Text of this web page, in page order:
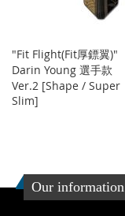
"Fit Flight(Fit厚鏢翼)"
Darin Young 選手款
Ver.2 [Shape / Super
Slim]
Our information